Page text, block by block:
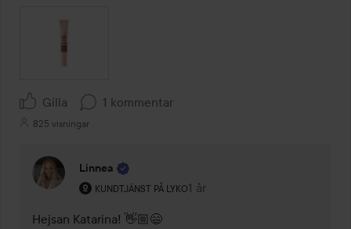
Gilla 1 kommentar
825 visningar
Linnea
KUNDTJÄNST PÅ LYKO
Användarens roll: Kundtjänst på Lyko.
1 år
Kommentaren lades 1 år
Hejsan Katarina! 👋🏼😄